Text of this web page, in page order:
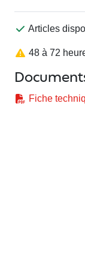
Articles
48 à 72
Fiche